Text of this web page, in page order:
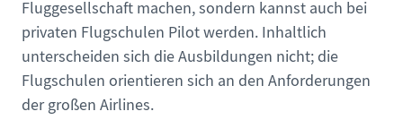
Fluggesellschaft machen, sondern kannst auch bei
privaten Flugschulen Pilot werden. Inhaltlich
unterscheiden sich die Ausbildungen nicht; die
Flugschulen orientieren sich an den Anforderungen
der großen Airlines.